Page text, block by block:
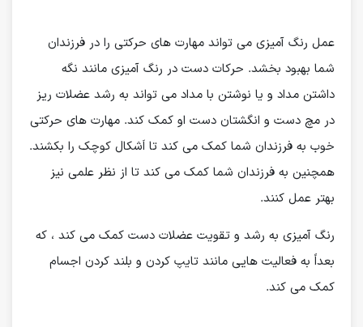
عمل رنگ آمیزی می تواند مهارت های حرکتی را در فرزندان
شما بهبود بخشد. حرکات دست در رنگ آمیزی مانند نگه
داشتن مداد و یا نوشتن با مداد می تواند به رشد عضلات ریز
در مچ دست و انگشتان دست او کمک کند. مهارت های حرکتی
خوب به فرزندان شما کمک می کند تا اَشکال کوچک را بکشند.
همچنین به فرزندان شما کمک می کند تا از نظر علمی نیز
بهتر عمل کنند.
رنگ آمیزی به رشد و تقویت عضلات دست کمک می کند ، که
بعداً به فعالیت هایی مانند تایپ کردن و بلند کردن اجسام
کمک می کند.